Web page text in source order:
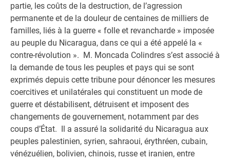
partie, les coûts de la destruction, de l’agression
permanente et de la douleur de centaines de milliers de
familles, liés à la guerre « folle et revancharde » imposée
au peuple du Nicaragua, dans ce qui a été appelé la «
contre-révolution ». M. Moncada Colindres s’est associé à
la demande de tous les peuples et pays qui se sont
exprimés depuis cette tribune pour dénoncer les mesures
coercitives et unilatérales qui constituent un mode de
guerre et déstabilisent, détruisent et imposent des
changements de gouvernement, notamment par des
coups d’État. Il a assuré la solidarité du Nicaragua aux
peuples palestinien, syrien, sahraoui, érythréen, cubain,
vénézuélien, bolivien, chinois, russe et iranien, entre